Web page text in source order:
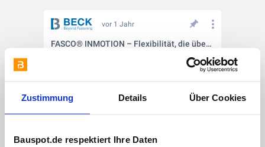
Zustimmung Details Über Cookies
Bauspot.de respektiert Ihre Daten
vor 1 Jahr
FASCO® INMOTION – Flexibilität, die überzeugt 🚀🔧